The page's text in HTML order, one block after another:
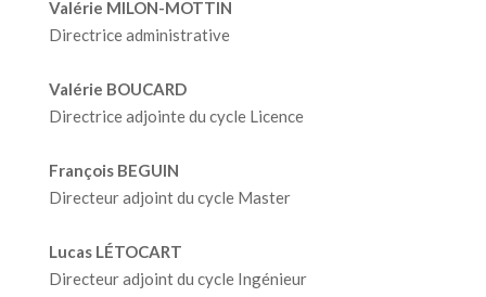
Valérie MILON-MOTTIN
Directrice administrative
Valérie BOUCARD
Directrice adjointe du cycle Licence
François BEGUIN
Directeur adjoint du cycle Master
Lucas LÉTOCART
Directeur adjoint du cycle Ingénieur